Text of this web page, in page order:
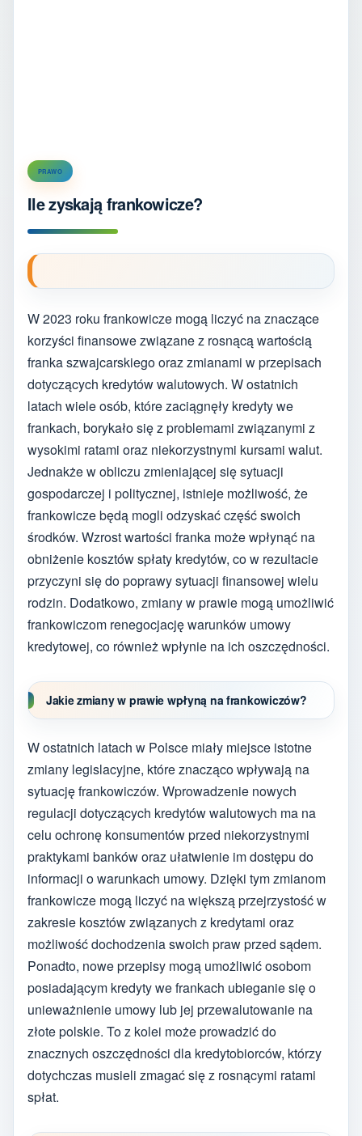
PRAWO
Ile zyskają frankowicze?
W 2023 roku frankowicze mogą liczyć na znaczące
korzyści finansowe związane z rosnącą wartością
franka szwajcarskiego oraz zmianami w przepisach
dotyczących kredytów walutowych. W ostatnich
latach wiele osób, które zaciągnęły kredyty we
frankach, borykało się z problemami związanymi z
wysokimi ratami oraz niekorzystnymi kursami walut.
Jednakże w obliczu zmieniającej się sytuacji
gospodarczej i politycznej, istnieje możliwość, że
frankowicze będą mogli odzyskać część swoich
środków. Wzrost wartości franka może wpłynąć na
obniżenie kosztów spłaty kredytów, co w rezultacie
przyczyni się do poprawy sytuacji finansowej wielu
rodzin. Dodatkowo, zmiany w prawie mogą umożliwić
frankowiczom renegocjację warunków umowy
kredytowej, co również wpłynie na ich oszczędności.
Jakie zmiany w prawie wpłyną na frankowiczów?
W ostatnich latach w Polsce miały miejsce istotne
zmiany legislacyjne, które znacząco wpływają na
sytuację frankowiczów. Wprowadzenie nowych
regulacji dotyczących kredytów walutowych ma na
celu ochronę konsumentów przed niekorzystnymi
praktykami banków oraz ułatwienie im dostępu do
informacji o warunkach umowy. Dzięki tym zmianom
frankowicze mogą liczyć na większą przejrzystość w
zakresie kosztów związanych z kredytami oraz
możliwość dochodzenia swoich praw przed sądem.
Ponadto, nowe przepisy mogą umożliwić osobom
posiadającym kredyty we frankach ubieganie się o
unieważnienie umowy lub jej przewalutowanie na
złote polskie. To z kolei może prowadzić do
znacznych oszczędności dla kredytobiorców, którzy
dotychczas musieli zmagać się z rosnącymi ratami
spłat.